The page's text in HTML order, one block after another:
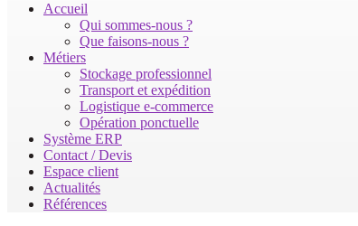
Accueil
Qui sommes-nous ?
Que faisons-nous ?
Métiers
Stockage professionnel
Transport et expédition
Logistique e-commerce
Opération ponctuelle
Système ERP
Contact / Devis
Espace client
Actualités
Références